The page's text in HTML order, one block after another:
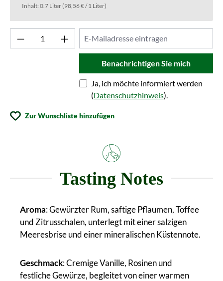
Inhalt: 0.7 Liter(98,56 € / 1 Liter)
Benachrichtigen Sie mich
Ja, ich möchte informiert werden
(Datenschutzhinweis).
Zur Wunschliste hinzufügen
Tasting Notes
Aroma: Gewürzter Rum, saftige Pflaumen, Toffee
und Zitrusschalen, unterlegt mit einer salzigen
Meeresbrise und einer mineralischen Küstennote.
Geschmack: Cremige Vanille, Rosinen und
festliche Gewürze, begleitet von einer warmen